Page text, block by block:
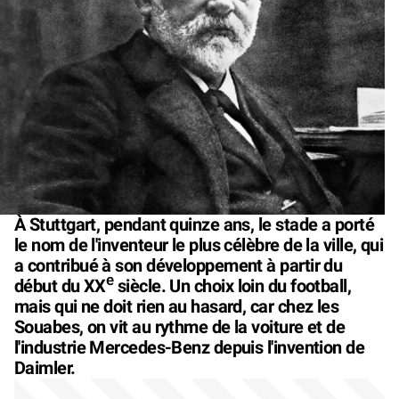
À Stuttgart, pendant quinze ans, le stade a porté
le nom de l'inventeur le plus célèbre de la ville, qui
a contribué à son développement à partir du
début du XXesiècle. Un choix loin du football,
mais qui ne doit rien au hasard, car chez les
Souabes, on vit au rythme de la voiture et de
l'industrie Mercedes-Benz depuis l'invention de
Daimler.